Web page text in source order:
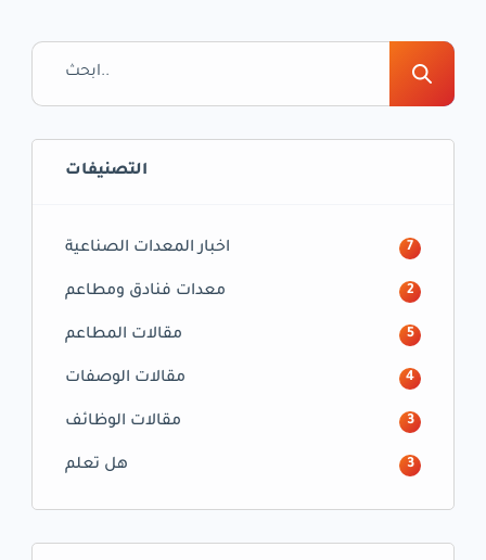
التصنيفات
اخبار المعدات الصناعية 7
معدات فنادق ومطاعم 2
مقالات المطاعم 5
مقالات الوصفات 4
مقالات الوظائف 3
هل تعلم 3